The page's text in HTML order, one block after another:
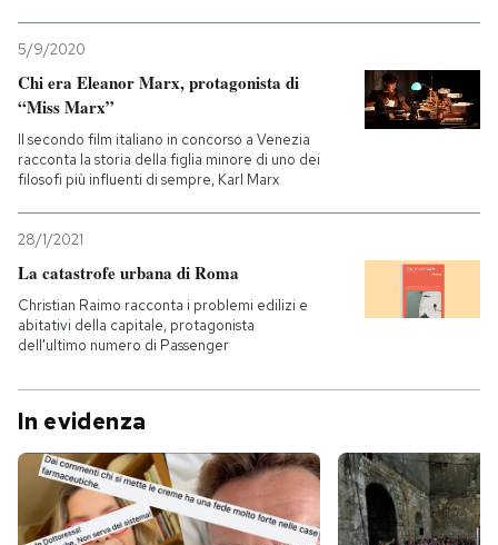
5/9/2020
Chi era Eleanor Marx, protagonista di
“Miss Marx”
Il secondo film italiano in concorso a Venezia
racconta la storia della figlia minore di uno dei
filosofi più influenti di sempre, Karl Marx
28/1/2021
La catastrofe urbana di Roma
Christian Raimo racconta i problemi edilizi e
abitativi della capitale, protagonista
dell'ultimo numero di Passenger
In evidenza